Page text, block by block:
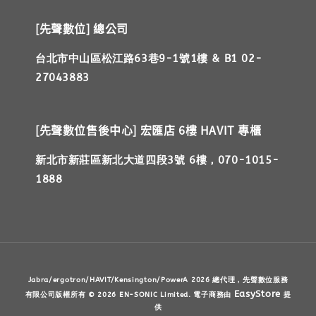
[先聲數位] 總公司
台北市中山區松江路63巷9-1號1樓 & B1 02-
27043883
[先聲數位售後中心] 宏匯店 6樓 HAVIT 專櫃
新北市新莊區新北大道四段3號 6樓，070-1015-
1888
Jabra/ergotron/HAVIT/Kensington/PowerA 2026 總代理，先聲數位服務
有限公司版權所有 © 2026 EN-SONIC Limited. 電子商務由 EasyStore 提
供